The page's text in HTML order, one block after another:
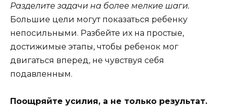
Разделите задачи на более мелкие шаги.
Большие цели могут показаться ребенку
непосильными. Разбейте их на простые,
достижимые этапы, чтобы ребенок мог
двигаться вперед, не чувствуя себя
подавленным.
Поощряйте усилия, а не только результат.